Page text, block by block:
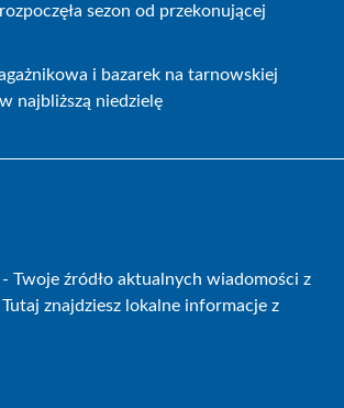
sezon od przekonującej
i bazarek na tarnowskiej
najbliższą niedzielę
Twoje źródło aktualnych wiadomości z
znajdziesz lokalne informacje z